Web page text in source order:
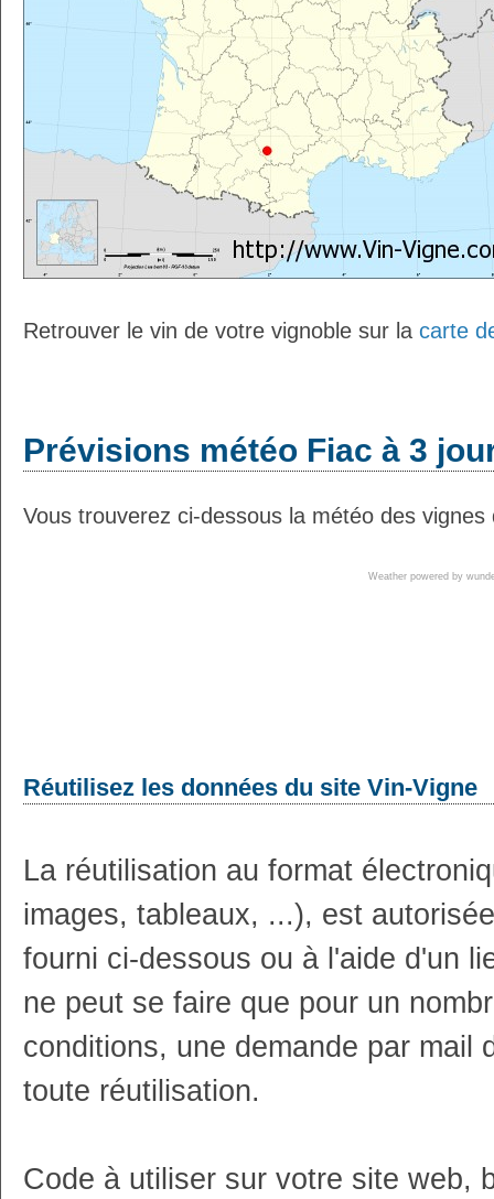
Retrouver le vin de votre vignoble sur la carte
Prévisions météo Fiac à 3
Vous trouverez ci-dessous la météo des
Weather powered by
Réutilisez les données du site Vin-Vigne
La réutilisation au format
images, tableaux, ...), est
fourni ci-dessous ou à l'aide d'un
ne peut se faire que pour un
conditions, une demande par mail
toute réutilisation.
Code à utiliser sur votre site web,